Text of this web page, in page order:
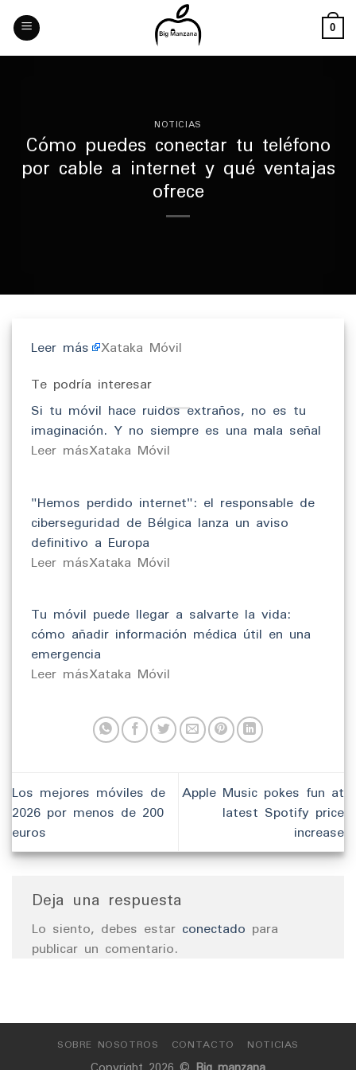
Skip
content
0
NOTICIAS
Cómo puedes conectar tu teléfono
por cable a internet y qué ventajas
ofrece
Leer más Xataka Móvil
Te podría interesar
Si tu móvil hace ruidos extraños, no es tu
imaginación. Y no siempre es una mala señal
​Leer másXataka Móvil
"Hemos perdido internet": el responsable de
ciberseguridad de Bélgica lanza un aviso
definitivo a Europa
​Leer másXataka Móvil
Tu móvil puede llegar a salvarte la vida:
cómo añadir información médica útil en una
emergencia
​Leer másXataka Móvil
Los mejores móviles de
2026 por menos de 200
euros
Apple Music pokes fun at
latest Spotify price
increase
Deja una respuesta
Lo siento, debes estar conectado para
publicar un comentario.
SOBRE NOSOTROS CONTACTO NOTICIAS